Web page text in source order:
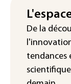
La
absolu
De la
tendances